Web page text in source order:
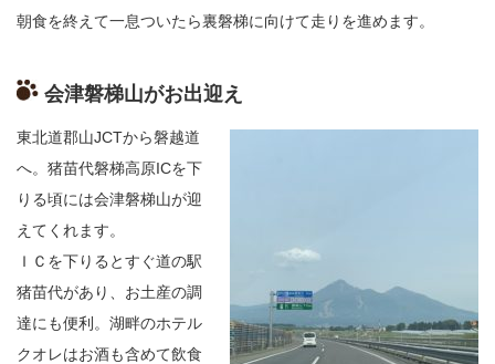
朝食を終えて一息ついたら裏磐梯に向けて走りを進めます。
会津磐梯山がお出迎え
東北道郡山JCTから磐越道
へ。猪苗代磐梯高原ICを下
りる頃には会津磐梯山が迎
えてくれます。
ＩＣを下りるとすぐ道の駅
猪苗代があり、お土産の調
達にも便利。湖畔のホテル
クオレはお酒も含めて飲食